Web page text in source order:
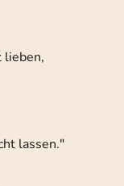
lieben,
lassen."